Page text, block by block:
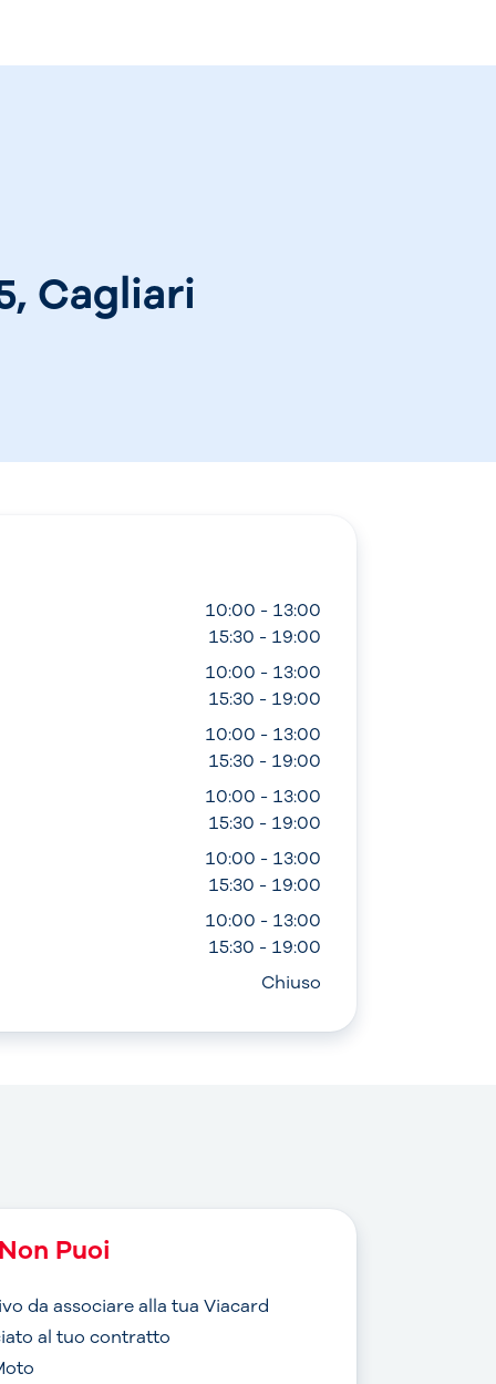
Cagliari
10:00 - 13:00
15:30 - 19:00
10:00 - 13:00
15:30 - 19:00
10:00 - 13:00
15:30 - 19:00
10:00 - 13:00
15:30 - 19:00
10:00 - 13:00
15:30 - 19:00
10:00 - 13:00
15:30 - 19:00
Chiuso
Puoi
da associare alla tua Viacard
al tuo contratto